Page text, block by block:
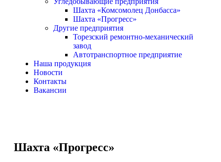
Шахта «Комсомолец Донбасса»
Шахта «Прогресс»
Другие предприятия
Торезский ремонтно-механический
завод
Автотранспортное предприятие
Наша продукция
Новости
Контакты
Вакансии
Шахта «Прогресс»